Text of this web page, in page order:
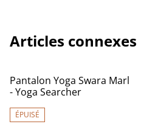
Articles connexes
Pantalon Yoga Swara Marl
- Yoga Searcher
ÉPUISÉ